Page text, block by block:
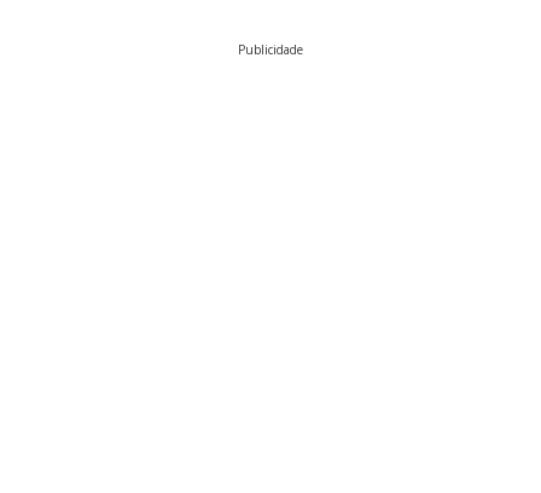
Publicidade